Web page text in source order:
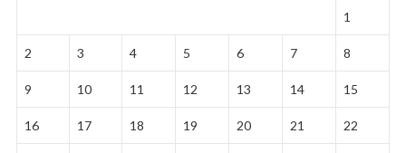
1
2 3 4 5 6 7 8
9 10 11 12 13 14 15
16 17 18 19 20 21 22